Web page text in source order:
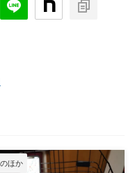
ほか